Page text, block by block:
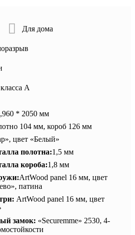
Для дома
А
* 2050 мм
104 мм, короб 126 мм
цвет «Белый»
полотна:1,5 мм
короба:1,8 мм
ArtWood panel 16 мм, цвет
патина
ArtWood panel 16 мм, цвет
замок: «Securemme» 2530, 4-